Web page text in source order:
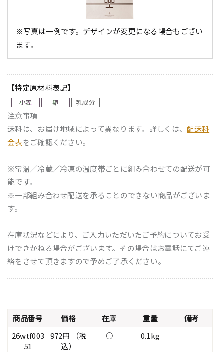
※写真は一例です。デザインが変更になる場合もござい
ます。
【特定原材料表記】
注意事項
送料は、お届け地域によって異なります。詳しくは、配送料
金表をご確認ください。
※常温／冷蔵／冷凍の温度帯ごとに組み合わせての配送が可
能です。
※一部組み合わせ配送を承ることのできない商品がございま
す。
在庫状況などにより、ご入力いただいたご予約についてお受
けできかねる場合がございます。その場合はお電話にてご連
絡をさせて頂きますので予めご了承ください。
商品番号 価格 在庫 重量
備考
26wtf003
51
972円 （税
込）
○ 0.1kg